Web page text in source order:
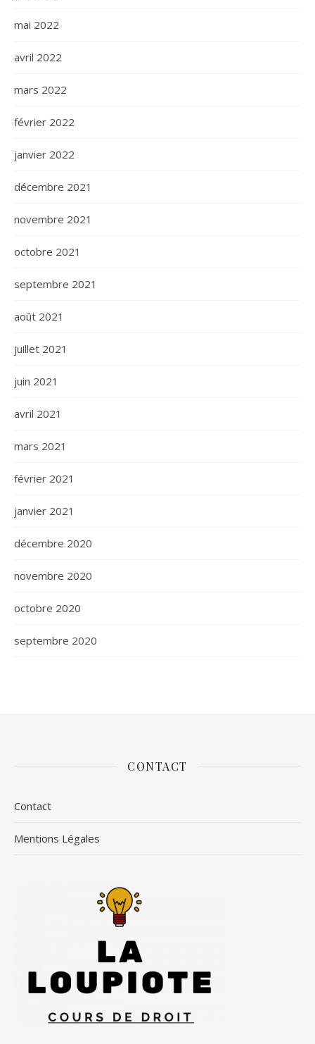
mai 2022
avril 2022
mars 2022
février 2022
janvier 2022
décembre 2021
novembre 2021
octobre 2021
septembre 2021
août 2021
juillet 2021
juin 2021
avril 2021
mars 2021
février 2021
janvier 2021
décembre 2020
novembre 2020
octobre 2020
septembre 2020
CONTACT
Contact
Mentions Légales